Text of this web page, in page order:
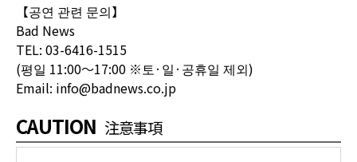
【공연 관련 문의】
Bad News
TEL: 03-6416-1515
(평일 11:00～17:00 ※토·일·공휴일 제외)
Email: info@badnews.co.jp
CAUTION 注意事項